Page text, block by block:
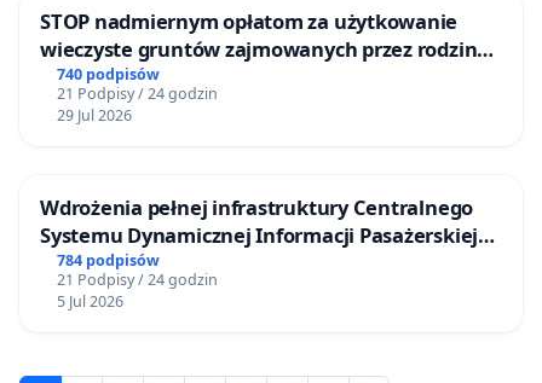
STOP nadmiernym opłatom za użytkowanie
wieczyste gruntów zajmowanych przez rodzinne
ogrody działkowe.
740 podpisów
21 Podpisy / 24 godzin
29 Jul 2026
Wdrożenia pełnej infrastruktury Centralnego
Systemu Dynamicznej Informacji Pasażerskiej
(CSDiP) na stacji kolejowej w Łomży
784 podpisów
21 Podpisy / 24 godzin
5 Jul 2026